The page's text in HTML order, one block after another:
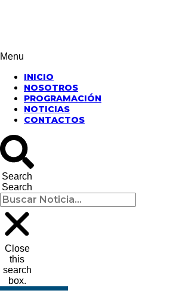
Menu
INICIO
NOSOTROS
PROGRAMACIÓN
NOTICIAS
CONTACTOS
Search
Search
Close
this
search
box.